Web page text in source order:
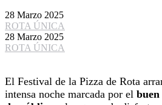
28 Marzo 2025
ROTA ÚNICA
28 Marzo 2025
ROTA ÚNICA
El Festival de la Pizza de Rota
intensa noche marcada por el